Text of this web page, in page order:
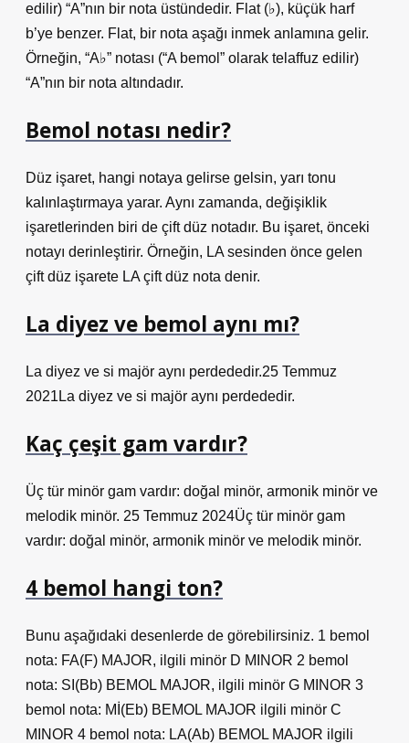
edilir) “A”nın bir nota üstündedir. Flat (♭), küçük harf
b’ye benzer. Flat, bir nota aşağı inmek anlamına gelir.
Örneğin, “A♭” notası (“A bemol” olarak telaffuz edilir)
“A”nın bir nota altındadır.
Bemol notası nedir?
Düz işaret, hangi notaya gelirse gelsin, yarı tonu
kalınlaştırmaya yarar. Aynı zamanda, değişiklik
işaretlerinden biri de çift düz notadır. Bu işaret, önceki
notayı derinleştirir. Örneğin, LA sesinden önce gelen
çift düz işarete LA çift düz nota denir.
La diyez ve bemol aynı mı?
La diyez ve si majör aynı perdededir.25 Temmuz
2021La diyez ve si majör aynı perdededir.
Kaç çeşit gam vardır?
Üç tür minör gam vardır: doğal minör, armonik minör ve
melodik minör. 25 Temmuz 2024Üç tür minör gam
vardır: doğal minör, armonik minör ve melodik minör.
4 bemol hangi ton?
Bunu aşağıdaki desenlerde de görebilirsiniz. 1 bemol
nota: FA(F) MAJOR, ilgili minör D MINOR 2 bemol
nota: SI(Bb) BEMOL MAJOR, ilgili minör G MINOR 3
bemol nota: Mİ(Eb) BEMOL MAJOR ilgili minör C
MINOR 4 bemol nota: LA(Ab) BEMOL MAJOR ilgili